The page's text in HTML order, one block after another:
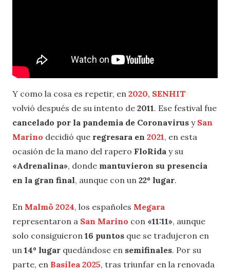
Y como la cosa es repetir, en 2020, SENHIT
volvió después de su intento de 2011. Ese festival fue
cancelado por la pandemia de Coronavirus y San
Marino decidió que regresara en 2021, en esta
ocasión de la mano del rapero FloRida y su
«Adrenalina», donde mantuvieron su presencia
en la gran final, aunque con un 22º lugar.
En Malmö 2024, los españoles Megara
representaron a San Marino con «11:11», aunque
solo consiguieron 16 puntos que se tradujeron en
un 14º lugar quedándose en semifinales. Por su
parte, en Basilea 2025, tras triunfar en la renovada